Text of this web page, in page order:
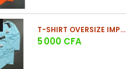
T-SHIRT OVERSIZE IMPRIMÉ STREETWEAR
Prix
5 000 CFA